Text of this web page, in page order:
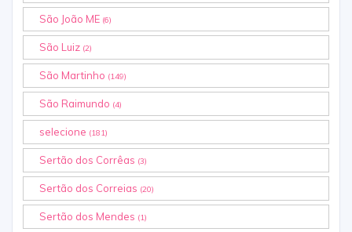
São João ME (6)
São Luiz (2)
São Martinho (149)
São Raimundo (4)
selecione (181)
Sertão dos Corrêas (3)
Sertão dos Correias (20)
Sertão dos Mendes (1)